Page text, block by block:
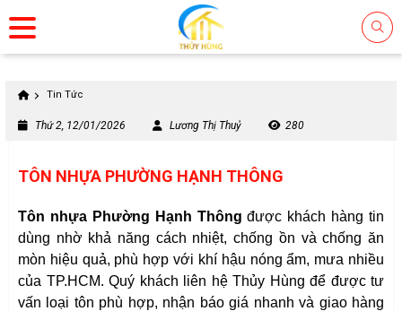
Tin Tức
Thứ 2, 12/01/2026 Lương Thị Thuỷ 280
TÔN NHỰA PHƯỜNG HẠNH THÔNG
Tôn nhựa Phường Hạnh Thông được khách hàng tin
dùng nhờ khả năng cách nhiệt, chống ồn và chống ăn
mòn hiệu quả, phù hợp với khí hậu nóng ẩm, mưa nhiều
của TP.HCM. Quý khách liên hệ Thủy Hùng để được tư
vấn loại tôn phù hợp, nhận báo giá nhanh và giao hàng